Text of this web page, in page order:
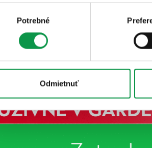
Potrebné
Odmietnuť